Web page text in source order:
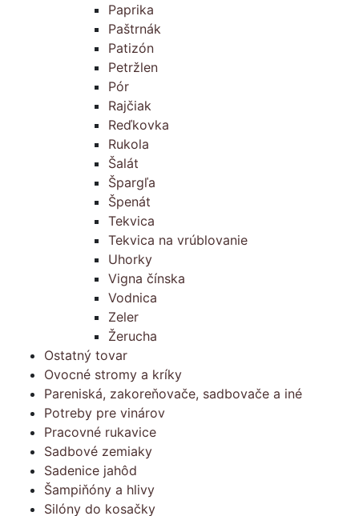
Paprika
Paštrnák
Patizón
Petržlen
Pór
Rajčiak
Reďkovka
Rukola
Šalát
Špargľa
Špenát
Tekvica
Tekvica na vrúblovanie
Uhorky
Vigna čínska
Vodnica
Zeler
Žerucha
Ostatný tovar
Ovocné stromy a kríky
Pareniská, zakoreňovače, sadbovače a iné
Potreby pre vinárov
Pracovné rukavice
Sadbové zemiaky
Sadenice jahôd
Šampiňóny a hlivy
Silóny do kosačky